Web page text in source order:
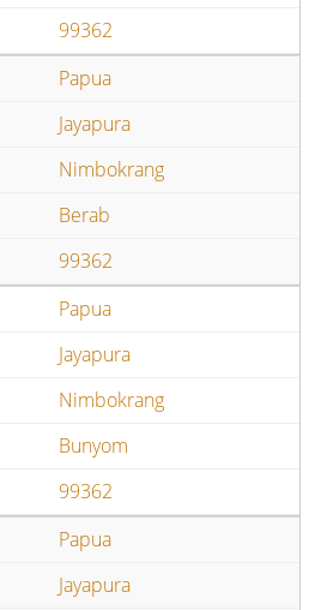
99362
Papua
Jayapura
Nimbokrang
Berab
99362
Papua
Jayapura
Nimbokrang
Bunyom
99362
Papua
Jayapura